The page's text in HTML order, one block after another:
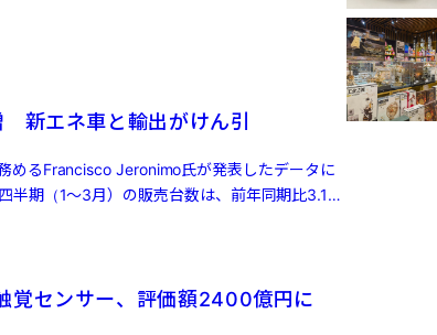
新エネ車と輸出がけん引
めるFrancisco Jeronimo氏が発表したデータに
半期（1～3月）の販売台数は、前年同期比3.1%
センサー、評価額2400億円に